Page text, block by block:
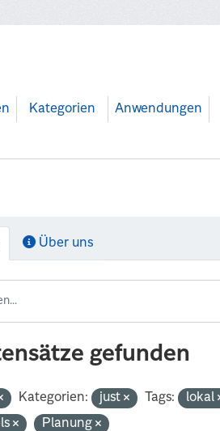
Kategorien Anwendungen
Über uns
gefunden
Kategorien: just Tags:
lokal
Planung